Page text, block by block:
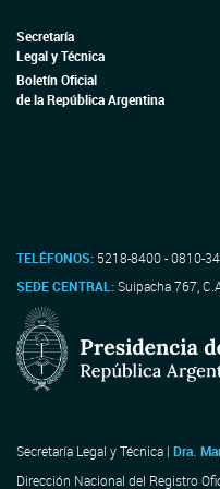
Secretaría
Legal y Técnica
Boletín Oficial
de la República Argentina
TELÉFONOS: 5218-8400 - 0810-
SEDE CENTRAL:Suipacha 767,
Secretaría Legal y Técnica | Dra.
Dirección Nacional del Registro